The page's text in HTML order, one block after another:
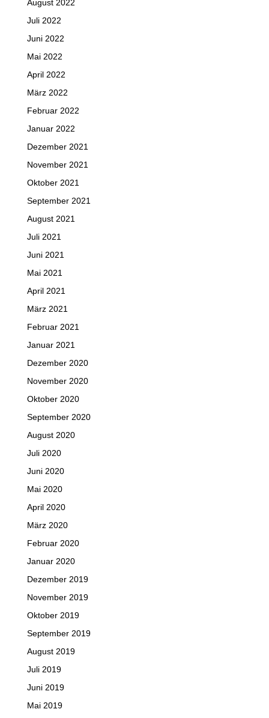
August 2022
Juli 2022
Juni 2022
Mai 2022
April 2022
März 2022
Februar 2022
Januar 2022
Dezember 2021
November 2021
Oktober 2021
September 2021
August 2021
Juli 2021
Juni 2021
Mai 2021
April 2021
März 2021
Februar 2021
Januar 2021
Dezember 2020
November 2020
Oktober 2020
September 2020
August 2020
Juli 2020
Juni 2020
Mai 2020
April 2020
März 2020
Februar 2020
Januar 2020
Dezember 2019
November 2019
Oktober 2019
September 2019
August 2019
Juli 2019
Juni 2019
Mai 2019